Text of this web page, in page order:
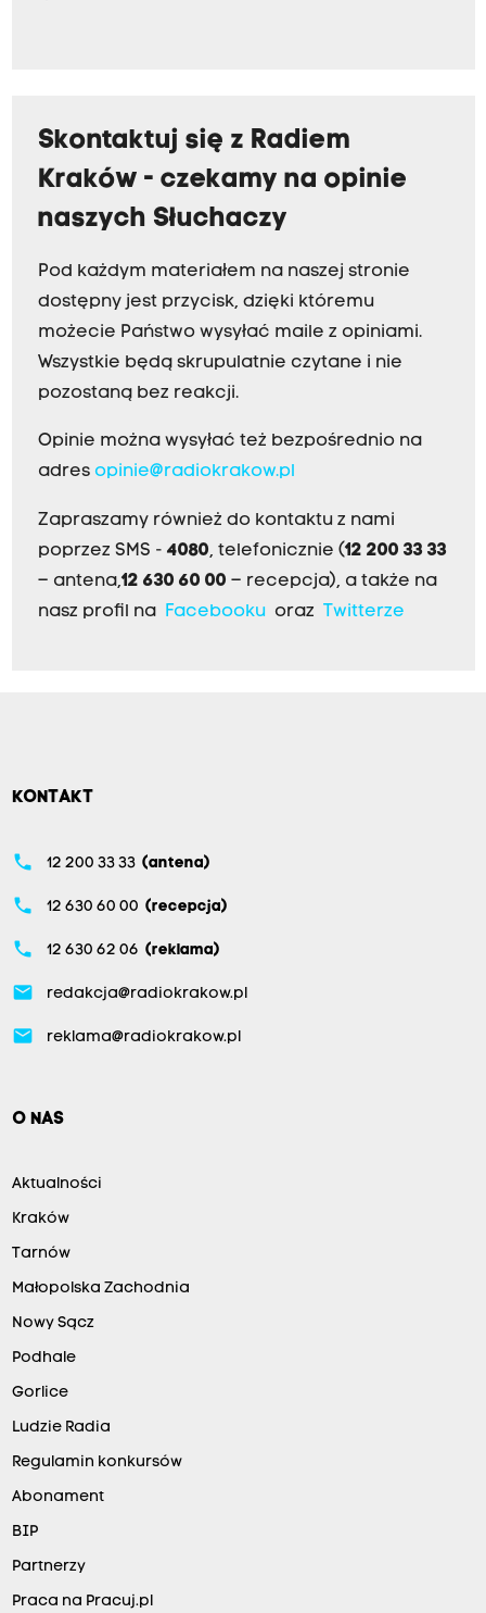
Skontaktuj się z Radiem
Kraków - czekamy na opinie
naszych Słuchaczy
Pod każdym materiałem na naszej stronie
dostępny jest przycisk, dzięki któremu
możecie Państwo wysyłać maile z opiniami.
Wszystkie będą skrupulatnie czytane i nie
pozostaną bez reakcji.
Opinie można wysyłać też bezpośrednio na
adres opinie@radiokrakow.pl
Zapraszamy również do kontaktu z nami
poprzez SMS - 4080, telefonicznie (12 200 33 33
– antena,12 630 60 00 – recepcja), a także na
nasz profil na
Facebookuoraz Twitterze
KONTAKT
phone 12 200 33 33 (antena)
phone 12 630 60 00 (recepcja)
phone 12 630 62 06 (reklama)
email redakcja@radiokrakow.pl
email reklama@radiokrakow.pl
O NAS
Aktualności
Kraków
Tarnów
Małopolska Zachodnia
Nowy Sącz
Podhale
Gorlice
Ludzie Radia
Regulamin konkursów
Abonament
BIP
Partnerzy
Praca na Pracuj.pl